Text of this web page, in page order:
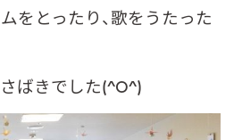
をとったり、歌をうたった
ばきでした(^O^)